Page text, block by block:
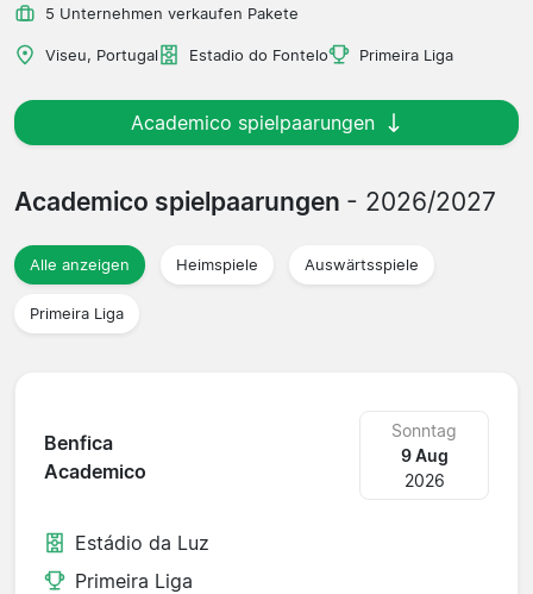
5 Unternehmen verkaufen Pakete
Viseu, Portugal Estadio do Fontelo Primeira Liga
Academico spielpaarungen
Academico spielpaarungen - 2026/2027
Alle anzeigen Heimspiele Auswärtsspiele
Primeira Liga
Benfica
Academico
Sonntag
9 Aug
2026
Estádio da Luz
Primeira Liga